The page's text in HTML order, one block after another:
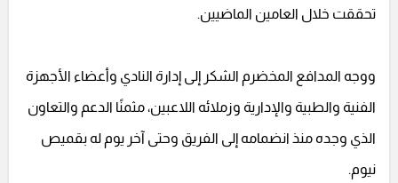
تحققت خلال العامين الماضيين.
ووجه المدافع المخضرم الشكر إلى إدارة النادي وأعضاء الأجهزة
الفنية والطبية والإدارية وزملائه اللاعبين، مثمنًا الدعم والتعاون
الذي وجده منذ انضمامه إلى الفريق وحتى آخر يوم له بقميص
نيوم.